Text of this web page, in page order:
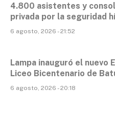
4.800 asistentes y
privada por la seguridad
6 agosto, 2026 - 21:52
Lampa inauguró el nuevo
Liceo Bicentenario de
6 agosto, 2026 - 20:18